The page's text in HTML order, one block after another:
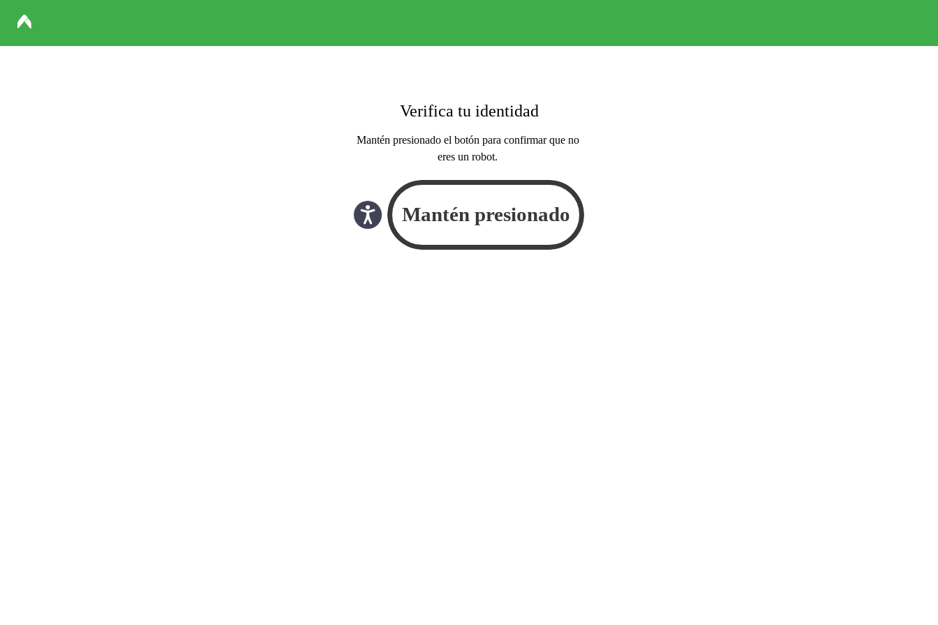
Verifica tu identidad
Mantén presionado el botón para confirmar que no
eres un robot.